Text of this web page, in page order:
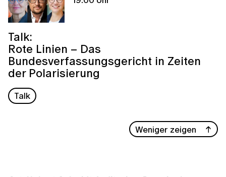
Talk:
Rote Linien – Das
Bundesverfassungsgericht in Zeiten
der Polarisierung
Talk
Weniger zeigen